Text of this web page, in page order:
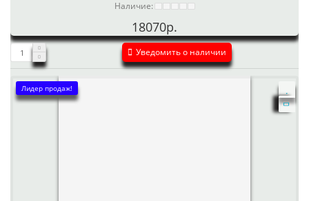
Наличие:
18070р.
Уведомить о наличии
Лидер продаж!